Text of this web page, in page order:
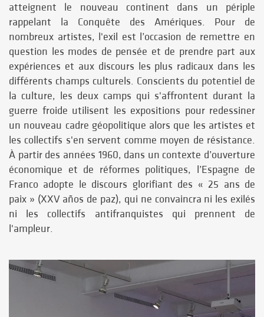
atteignent le nouveau continent dans un périple
rappelant la Conquête des Amériques. Pour de
nombreux artistes, l'exil est l’occasion de remettre en
question les modes de pensée et de prendre part aux
expériences et aux discours les plus radicaux dans les
différents champs culturels. Conscients du potentiel de
la culture, les deux camps qui s'affrontent durant la
guerre froide utilisent les expositions pour redessiner
un nouveau cadre géopolitique alors que les artistes et
les collectifs s'en servent comme moyen de résistance.
À partir des années 1960, dans un contexte d’ouverture
économique et de réformes politiques, l’Espagne de
Franco adopte le discours glorifiant des « 25 ans de
paix » (XXV años de paz), qui ne convaincra ni les exilés
ni les collectifs antifranquistes qui prennent de
l'ampleur.